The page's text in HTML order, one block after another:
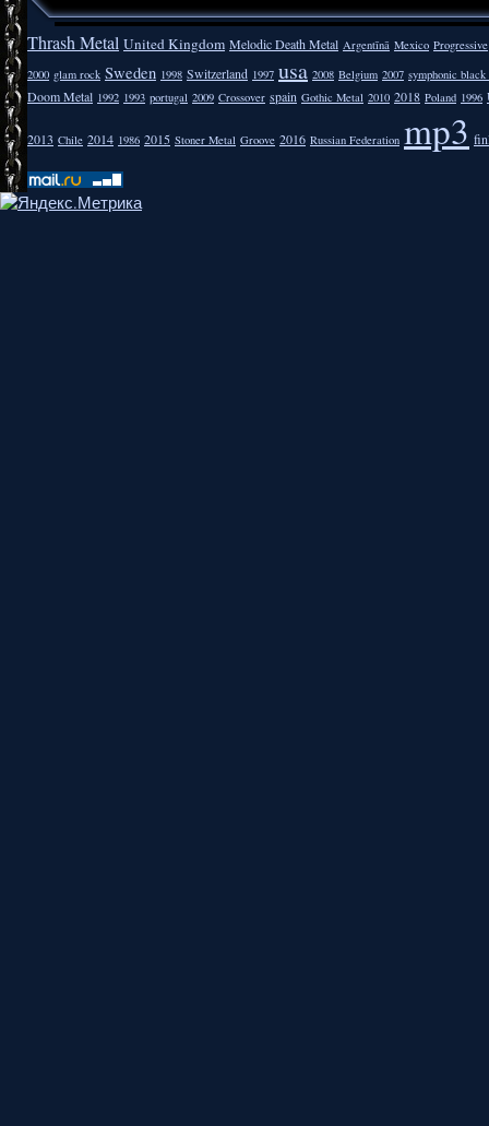
Thrash Metal United Kingdom Melodic Death Metal Argentīnā Mexico Progressive
2000 glam rock Sweden 1998 Switzerland 1997 usa 2008 Belgium 2007 symphonic
Doom Metal 1992 1993 portugal 2009 Crossover spain Gothic Metal 2010 2018 Poland 1996
2013 Chile 2014 1986 2015 Stoner Metal Groove 2016 Russian Federation mp3